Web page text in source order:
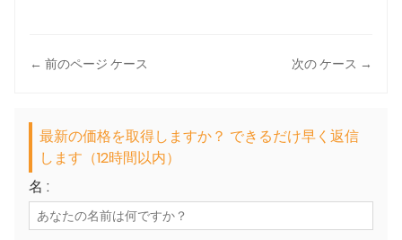
← 前のページ ケース 次の ケース →
最新の価格を取得しますか？ できるだけ早く返信
します（12時間以内）
名 :